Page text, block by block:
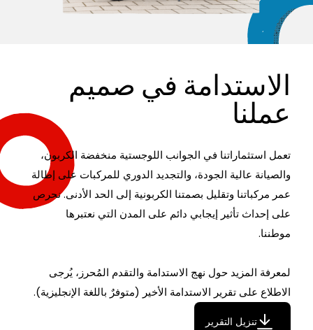
الاستدامة في صميم
عملنا
تعمل استثماراتنا في الجوانب اللوجستية منخفضة الكربون،
والصيانة عالية الجودة، والتجديد الدوري للمركبات على إطالة
عمر مركباتنا وتقليل بصمتنا الكربونية إلى الحد الأدنى. نحرص
على إحداث تأثير إيجابي دائم على المدن التي نعتبرها
موطننا.
لمعرفة المزيد حول نهج الاستدامة والتقدم المُحرز، يُرجى
الاطلاع على تقرير الاستدامة الأخير (متوفرٌ باللغة الإنجليزية).
تنزيل التقرير